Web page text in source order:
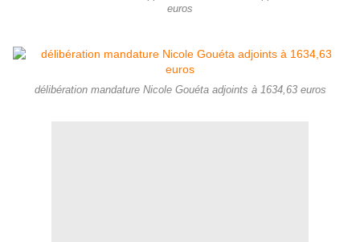
euros
délibération mandature Nicole Gouéta adjoints à 1634,63 euros